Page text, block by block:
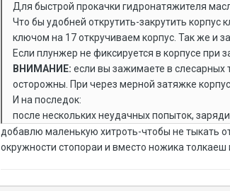
Для быстрой прокачки гидронатяжителя
Что бы удобней открутить-закрутить
ключом на 17 откручиваем корпус. Так же и
Если плунжер не фиксируется в корпусе при
ВНИМАНИЕ: если вы зажимаете в слесарных
осторожны. При через мерной затяжке
И на последок:
после нескольких неудачных попыток,
добавлю маленькую хитроть-чтобы не тыкать
окружности стопораи и вместо ножика